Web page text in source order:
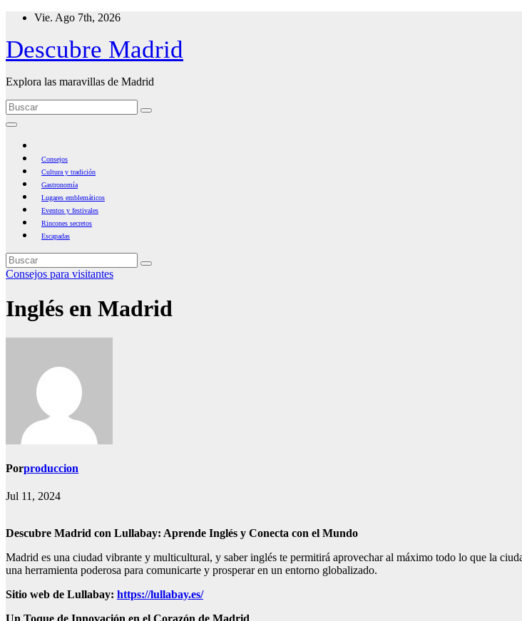
contenido
Vie. Ago 7th, 2026
Descubre Madrid
Explora las maravillas de Madrid
Consejos
Cultura y tradición
Gastronomía
Lugares emblemáticos
Eventos y festivales
Rincones secretos
Escapadas
Consejos para visitantes
Inglés en Madrid
Porproduccion
Jul 11, 2024
Descubre Madrid con Lullabay: Aprende Inglés y Conecta con el Mundo
Madrid es una ciudad vibrante y multicultural, y saber inglés te permitirá aprovechar al máximo todo lo que la
una herramienta poderosa para comunicarte y prosperar en un entorno globalizado.
Sitio web de Lullabay: https://lullabay.es/